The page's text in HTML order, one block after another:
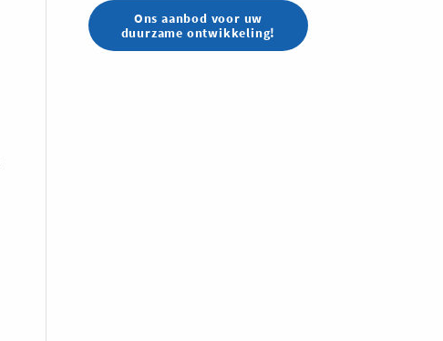
Ons aanbod voor uw
duurzame ontwikkeling!